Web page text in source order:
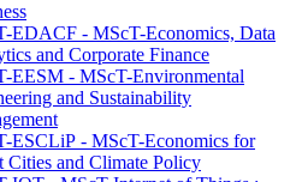
EDACF - MScT-Economics, Data
and Corporate Finance
EESM - MScT-Environmental
and Sustainability
ESCLiP - MScT-Economics for
Cities and Climate Policy